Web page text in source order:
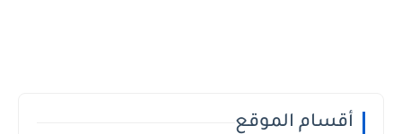
أقسام الموقع